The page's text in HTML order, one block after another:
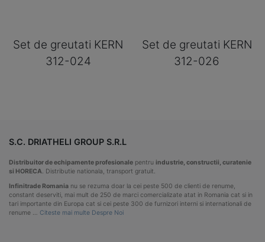
Set de greutati KERN
312-024
Set de greutati KERN
312-026
S.C. DRIATHELI GROUP S.R.L
Distribuitor de echipamente profesionale pentru industrie, constructii, curatenie
si HORECA. Distributie nationala, transport gratuit.
Infinitrade Romania nu se rezuma doar la cei peste 500 de clienti de renume,
constant deserviti, mai mult de 250 de marci comercializate atat in Romania cat si in
tari importante din Europa cat si cei peste 300 de furnizori interni si internationali de
renume … Citeste mai multe Despre Noi